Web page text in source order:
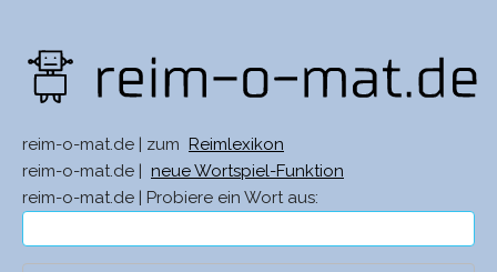
reim-o-mat.de | zum
Reimlexikon
reim-o-mat.de |
neue Wortspiel-Funktion
reim-o-mat.de | Probiere ein Wort aus: